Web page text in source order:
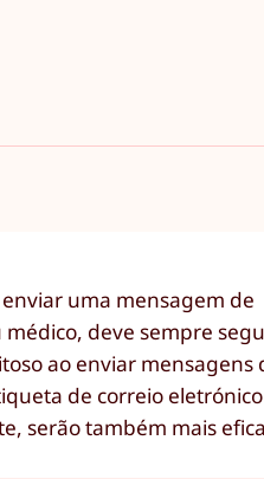
uma mensagem de
deve sempre
ao enviar mensagens
de correio
serão também mais